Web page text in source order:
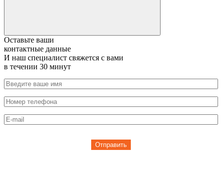
Оставьте ваши
контактные данные
И наш специалист свяжется с вами
в течении 30 минут
Отправить